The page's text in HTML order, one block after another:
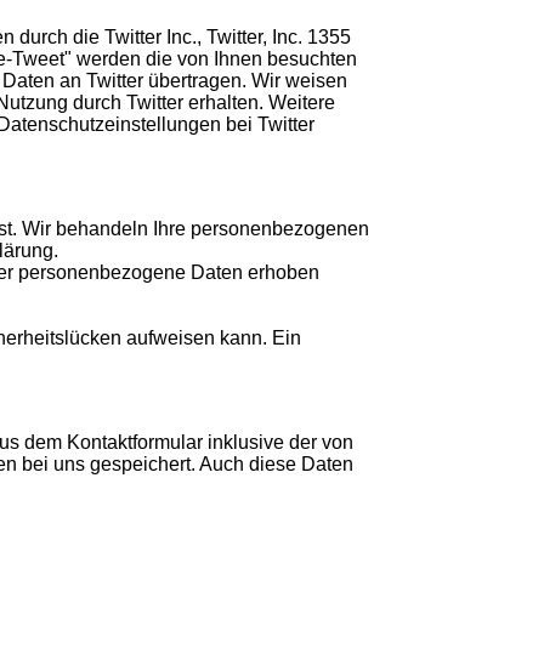
durch die Twitter Inc., Twitter, Inc. 1355
Tweet" werden die von Ihnen besuchten
an Twitter übertragen. Wir weisen
durch Twitter erhalten. Weitere
bei Twitter
Wir behandeln Ihre personenbezogenen
personenbezogene Daten erhoben
aufweisen kann. Ein
dem Kontaktformular inklusive der von
bei uns gespeichert. Auch diese Daten